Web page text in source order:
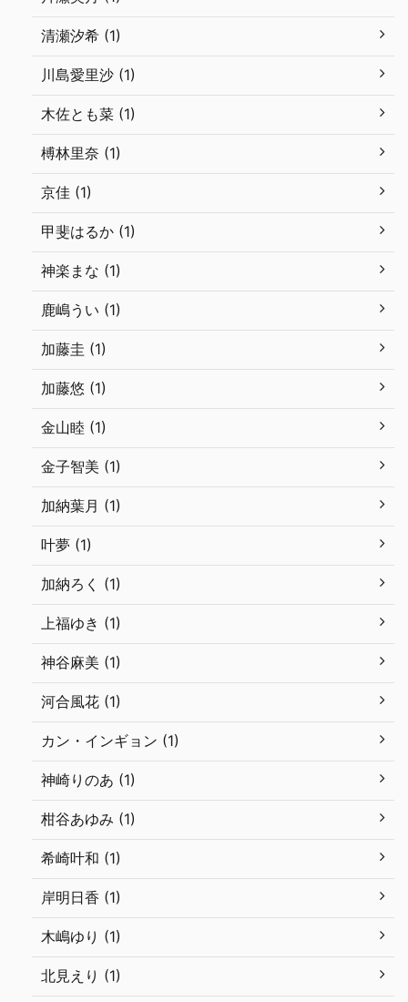
清瀬汐希 (1)
川島愛里沙 (1)
木佐とも菜 (1)
榑林里奈 (1)
京佳 (1)
甲斐はるか (1)
神楽まな (1)
鹿嶋うい (1)
加藤圭 (1)
加藤悠 (1)
金山睦 (1)
金子智美 (1)
加納葉月 (1)
叶夢 (1)
加納ろく (1)
上福ゆき (1)
神谷麻美 (1)
河合風花 (1)
カン・インギョン (1)
神崎りのあ (1)
柑谷あゆみ (1)
希崎叶和 (1)
岸明日香 (1)
木嶋ゆり (1)
北見えり (1)